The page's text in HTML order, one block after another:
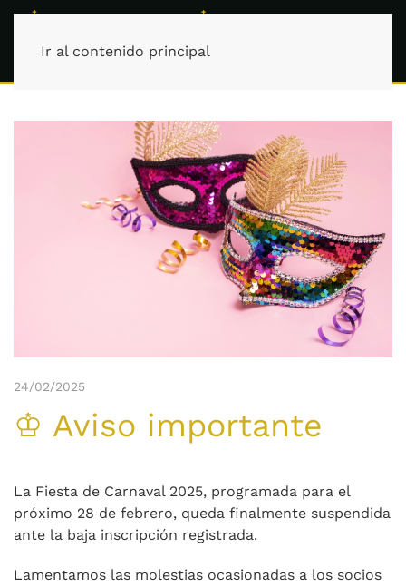
Ir al contenido principal
24/02/2025
♔ Aviso importante
La Fiesta de Carnaval 2025, programada para el
próximo 28 de febrero, queda finalmente suspendida
ante la baja inscripción registrada.
Lamentamos las molestias ocasionadas a los socios